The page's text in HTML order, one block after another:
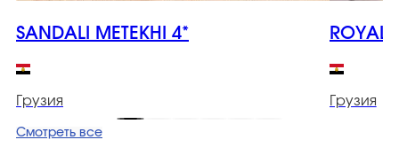
SANDALI METEKHI 4*
Грузия
ROYAL
Грузия
Смотреть все